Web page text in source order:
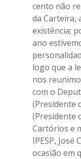
cento não
da Carteira,
existência;
ano
logo que a
nos
com o
(Presidente
(Presidente
Cartórios e
IPESP, José
ocasião em